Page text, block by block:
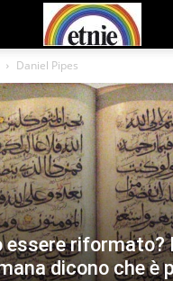
Daniel Pipes
essere riformato?
dicono che è